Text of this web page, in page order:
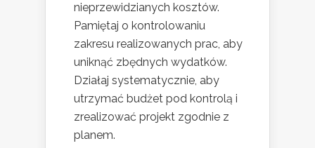
nieprzewidzianych kosztów.
Pamiętaj o kontrolowaniu
zakresu realizowanych prac, aby
uniknąć zbędnych wydatków.
Działaj systematycznie, aby
utrzymać budżet pod kontrolą i
zrealizować projekt zgodnie z
planem.